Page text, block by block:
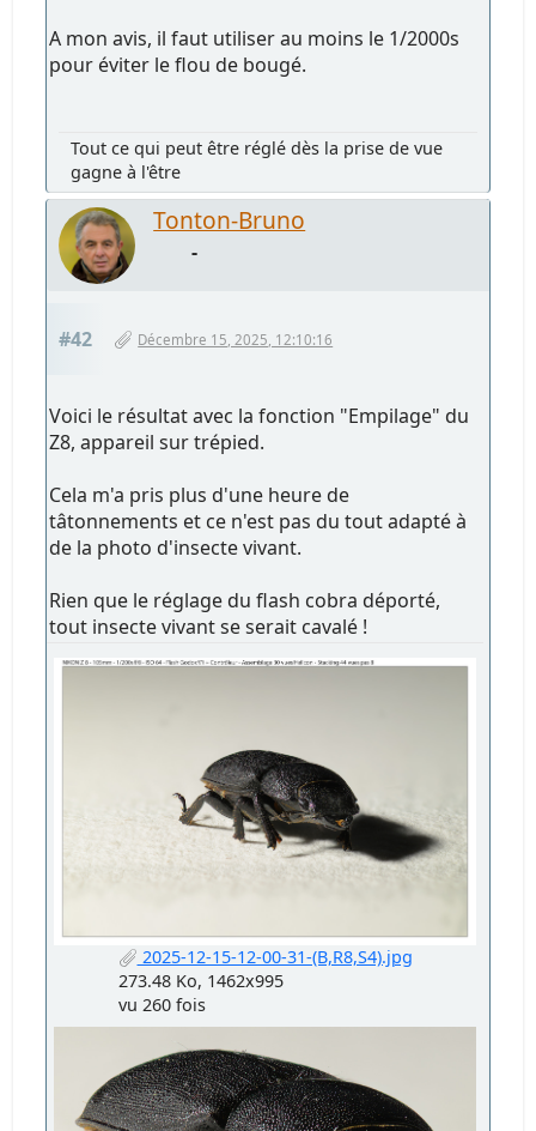
A mon avis, il faut utiliser au moins le 1/2000s
pour éviter le flou de bougé.
Tout ce qui peut être réglé dès la prise de vue
gagne à l'être
Tonton-Bruno
-
#42 Décembre 15, 2025, 12:10:16
Voici le résultat avec la fonction "Empilage" du
Z8, appareil sur trépied.
Cela m'a pris plus d'une heure de
tâtonnements et ce n'est pas du tout adapté à
de la photo d'insecte vivant.
Rien que le réglage du flash cobra déporté,
tout insecte vivant se serait cavalé !
2025-12-15-12-00-31-(B,R8,S4).jpg
273.48 Ko, 1462x995
vu 260 fois